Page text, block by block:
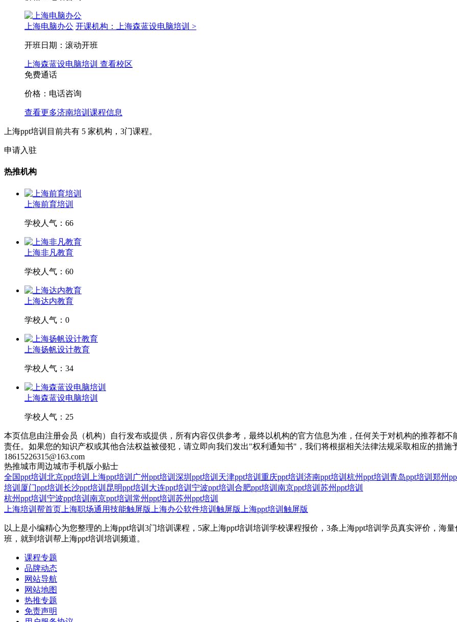
上海电脑办公 开课机构：上海森蓝设电脑培训 >
开班日期：滚动开班
上海森蓝设电脑培训 查看校区
免费通话
价格：电话咨询
查看更多济南培训课程信息
上海ppt培训目前共有 5 家机构， 3门课程。
申请入驻
热推机构
上海前育培训
学校人气：66
上海非凡教育
学校人气：60
上海达内教育
学校人气：0
上海扬帆设计教育
学校人气：34
上海森蓝设电脑培训
学校人气：25
本页信息由注册会员（机构）自行发布或提供，所有内容仅供参考，最终以机构的官方信息为准，任何关于对机构的推荐都
责任。如果您的知识产权或其他合法权益被侵犯，请立即向我们发出"权利通知书"，我们将根据相关法律法规采取相应的措
18615226315@163.com
热推城市周边城市手机版小贴士
全国ppt培训 北京ppt培训 上海ppt培训 广州ppt培训 深圳ppt培训 天津ppt培训 重庆ppt培训 济南ppt培训 杭州ppt培训 青岛ppt培训 郑州
培训 厦门ppt培训 长沙ppt培训 昆明ppt培训 大连ppt培训 宁波ppt培训 合肥ppt培训 南京ppt培训 苏州ppt培训
杭州ppt培训 宁波ppt培训 南京ppt培训 常州ppt培训 苏州ppt培训
上海培训帮首页 上海职场通用技能触屏版 上海办公软件培训触屏版 上海ppt培训触屏版
以上是小编精心为您整理的上海ppt培训3门培训课程，5家上海ppt培训培训学校课程报价，3条上海ppt培训学员真实评价，海
班，就到培训帮上海ppt培训培训频道。
课程专题
品牌动态
网站导航
网站地图
热推专题
免责声明